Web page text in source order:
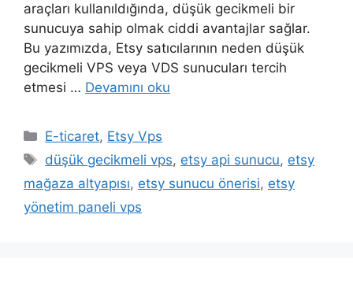
araçları kullanıldığında, düşük gecikmeli bir
sunucuya sahip olmak ciddi avantajlar sağlar.
Bu yazımızda, Etsy satıcılarının neden düşük
gecikmeli VPS veya VDS sunucuları tercih
etmesi … Devamını oku
Kategoriler
E-ticaret, Etsy Vps
Etiketler
düşük gecikmeli vps, etsy api sunucu, etsy
mağaza altyapısı, etsy sunucu önerisi, etsy
yönetim paneli vps